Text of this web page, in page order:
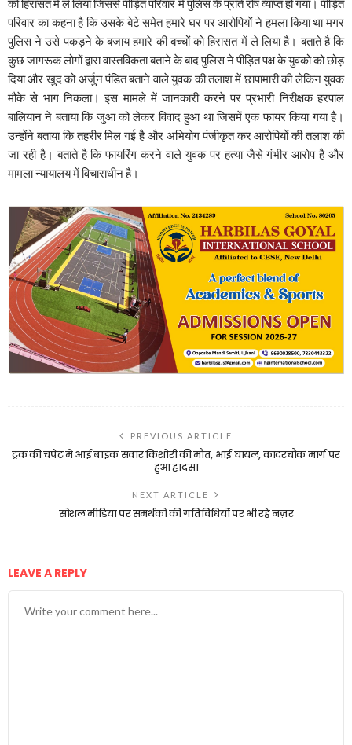
परिवार का कहना है कि उसके बेटे समेत हमारे घर पर आरोपियों ने हमला किया था मगर
पुलिस ने उसे पकड़ने के बजाय हमारे की बच्चों को हिरासत में ले लिया है। बताते है कि
कुछ जागरूक लोगों द्वारा वास्तविकता बताने के बाद पुलिस ने पीड़ित पक्ष के युवको को छोड़
दिया और खुद को अर्जुन पंडित बताने वाले युवक की तलाश में छापामारी की लेकिन युवक
मौके से भाग निकला। इस मामले में जानकारी करने पर प्रभारी निरीक्षक हरपाल
बालियान ने बताया कि जुआ को लेकर विवाद हुआ था जिसमें एक फायर किया गया है।
उन्होंने बताया कि तहरीर मिल गई है और अभियोग पंजीकृत कर आरोपियों की तलाश की
जा रही है। बताते है कि फायरिंग करने वाले युवक पर हत्या जैसे गंभीर आरोप है और
मामला न्यायालय में विचाराधीन है।
PREVIOUS ARTICLE
ट्रक की चपेट में आई बाइक सवार किशोरी की मौत, भाई घायल, कादरचौक मार्ग पर
हुआ हादसा
NEXT ARTICLE
सोशल मीडिया पर समर्थकों की गतिविधियों पर भी रहे नज़र
LEAVE A REPLY